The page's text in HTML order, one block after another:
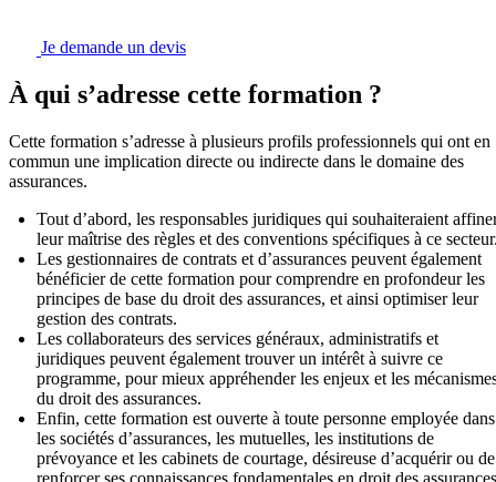
Je demande un devis
À qui s’adresse cette formation ?
Cette formation s’adresse à plusieurs profils professionnels qui ont en
commun une implication directe ou indirecte dans le domaine des
assurances.
Tout d’abord, les responsables juridiques qui souhaiteraient
leur maîtrise des règles et des conventions spécifiques à ce
Les gestionnaires de contrats et d’assurances peuvent également
bénéficier de cette formation pour comprendre en profondeur les
principes de base du droit des assurances, et ainsi optimiser leur
gestion des contrats.
Les collaborateurs des services généraux, administratifs et
juridiques peuvent également trouver un intérêt à suivre ce
programme, pour mieux appréhender les enjeux et les
du droit des assurances.
Enfin, cette formation est ouverte à toute personne employée dans
les sociétés d’assurances, les mutuelles, les institutions de
prévoyance et les cabinets de courtage, désireuse d’acquérir ou de